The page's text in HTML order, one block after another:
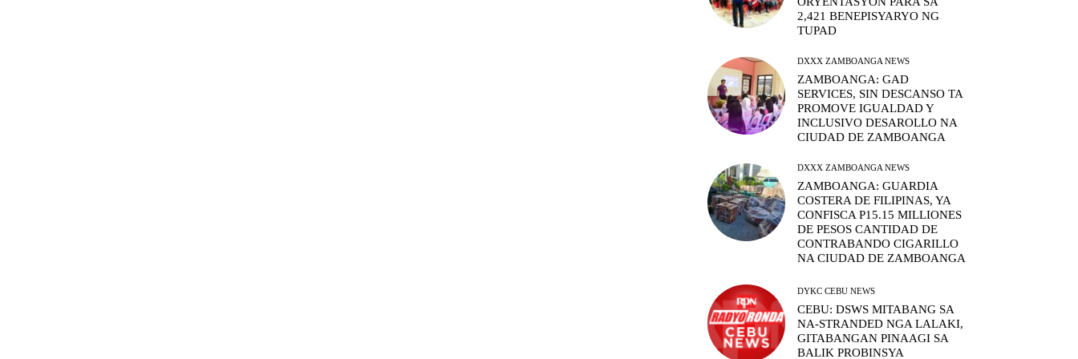
2,421 BENEPISYARYO NG
TUPAD
DXXX ZAMBOANGA NEWS
ZAMBOANGA: GAD
SERVICES, SIN DESCANSO TA
PROMOVE IGUALDAD Y
INCLUSIVO DESAROLLO NA
CIUDAD DE ZAMBOANGA
DXXX ZAMBOANGA NEWS
ZAMBOANGA: GUARDIA
COSTERA DE FILIPINAS, YA
CONFISCA P15.15 MILLIONES
DE PESOS CANTIDAD DE
CONTRABANDO CIGARILLO
NA CIUDAD DE ZAMBOANGA
DYKC CEBU NEWS
CEBU: DSWS MITABANG SA
NA-STRANDED NGA LALAKI,
GITABANGAN PINAAGI SA
BALIK PROBINSYA